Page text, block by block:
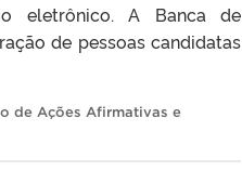
eletrônico. A Banca de
de pessoas candidatas
de Ações Afirmativas e